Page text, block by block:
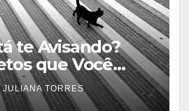
te Avisando?
que Você
JULIANA TORRES